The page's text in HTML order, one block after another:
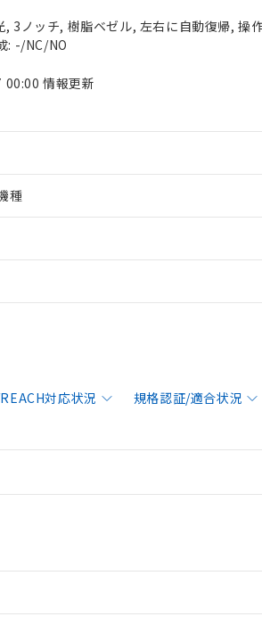
3ノッチ, 樹脂ベゼル, 左右に自動復帰, 操
: -/NC/NO
情報更新
種
対応状況 規格認証/適合状況